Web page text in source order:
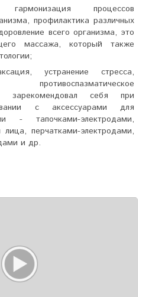
процессов
профилактика различных
всего организма, это
массажа, который также
устранение стресса,
противоспазматическое
зарекомендовал себя при
с аксессуарами для
- тапочками-электродами,
перчатками-электродами,
и др.